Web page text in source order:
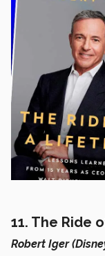
11. The Ride
Robert Iger